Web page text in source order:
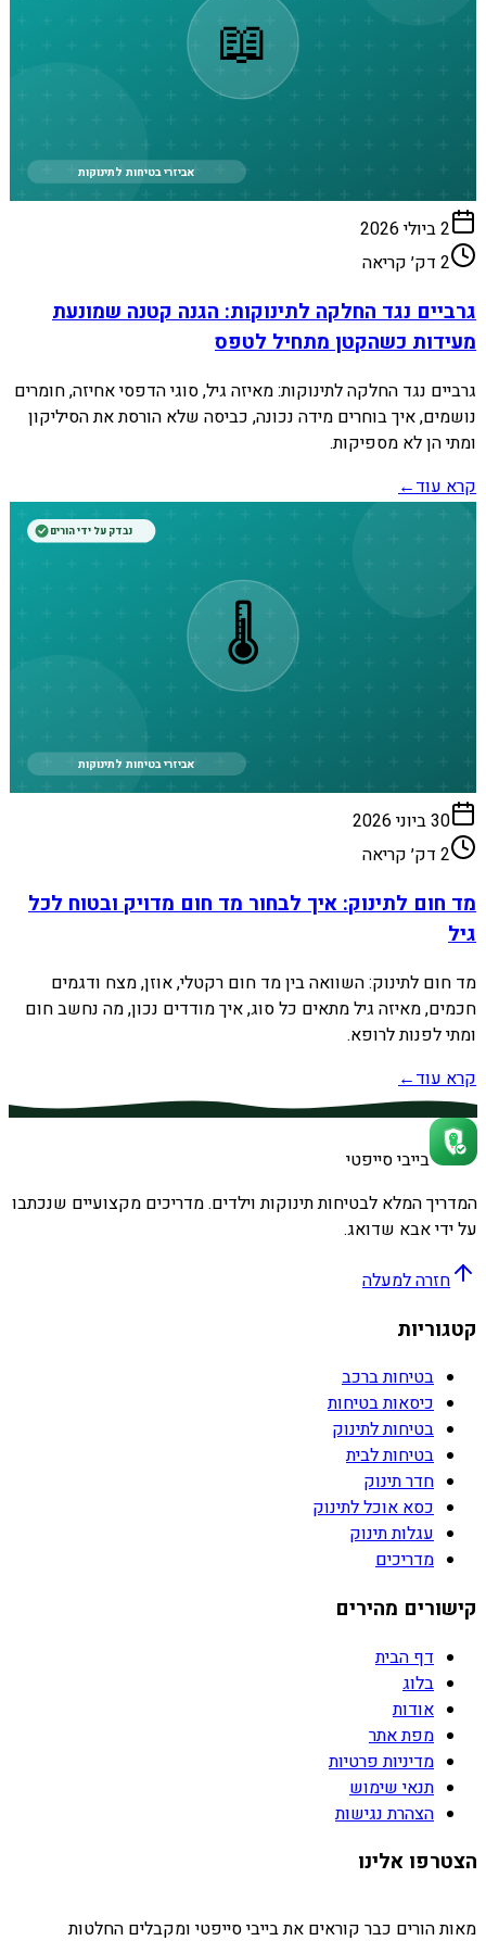
📖
אביזרי בטיחות לתינוקות
2 ביולי 2026
2 דק׳ קריאה
גרביים נגד החלקה לתינוקות: הגנה קטנה שמונעת
מעידות כשהקטן מתחיל לטפס
גרביים נגד החלקה לתינוקות: מאיזה גיל, סוגי הדפסי אחיזה, חומרים
נושמים, איך בוחרים מידה נכונה, כביסה שלא הורסת את הסיליקון
ומתי הן לא מספיקות.
קרא עוד←
🌡️
אביזרי בטיחות לתינוקות
נבדק על ידי הורים
30 ביוני 2026
2 דק׳ קריאה
מד חום לתינוק: איך לבחור מד חום מדויק ובטוח לכל
גיל
מד חום לתינוק: השוואה בין מד חום רקטלי, אוזן, מצח ודגמים
חכמים, מאיזה גיל מתאים כל סוג, איך מודדים נכון, מה נחשב חום
ומתי לפנות לרופא.
קרא עוד←
בייבי סייפטי
המדריך המלא לבטיחות תינוקות וילדים. מדריכים מקצועיים שנכתבו
על ידי אבא שדואג.
חזרה למעלה
קטגוריות
בטיחות ברכב
כיסאות בטיחות
בטיחות לתינוק
בטיחות לבית
חדר תינוק
כסא אוכל לתינוק
עגלות תינוק
מדריכים
קישורים מהירים
דף הבית
בלוג
אודות
מפת אתר
מדיניות פרטיות
תנאי שימוש
הצהרת נגישות
הצטרפו אלינו
מאות הורים כבר קוראים את בייבי סייפטי ומקבלים החלטות